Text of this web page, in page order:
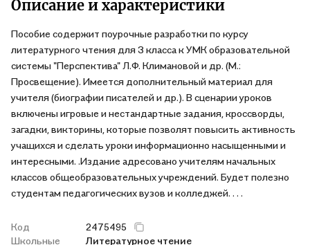
Описание и характеристики
Пособие содержит поурочные разработки по курсу
литературного чтения для 3 класса к УМК образовательной
системы "Перспектива" Л.Ф. Климановой и др. (М.:
Просвещение). Имеется дополнительный материал для
учителя (биографии писателей и др.). В сценарии уроков
включены игровые и нестандартные задания, кроссворды,
загадки, викторины, которые позволят повысить активность
учащихся и сделать уроки информационно насыщенными и
интересными. .Издание адресовано учителям начальных
классов общеобразовательных учреждений. Будет полезно
студентам педагогических вузов и колледжей. . . .
Код
2475495
Школьные
Литературное чтение